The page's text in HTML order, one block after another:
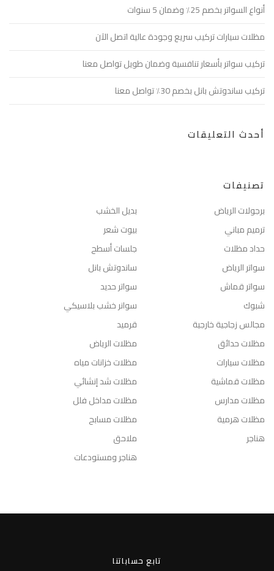
أنواع السواتر بخصم 25٪ وضمان 5 سنوات
مظلات سيارات تركيب سريع وجودة عالية اتصل الآن
تركيب سواتر بأسعار تنافسية وضمان طويل تواصل معنا
تركيب ساندوتش بانل بخصم 30٪ تواصل معنا
أحدث التعليقات
تصنيفات
بديل الخشب
برجولات الرياض
بيوت شعر
ترميم مباني
جلسات أسطح
حداد مظلات
ساندوتش بانل
سواتر الرياض
سواتر حديد
سواتر قماش
سوانر خشب بلاسيكي
شبوك
قرميد
مجالس زجاجية خارجية
مظلات الرياض
مظلات حدائق
مظلات خزانات مياه
مظلات سيارات
مظلات شد إنشائي
مظلات قماشية
مظلات مداخل فلل
مظلات مدارس
مظلات مسابح
مظلات هرمية
ملاحق
هناجر
هناجر ومستودعات
تابع حساباتنا